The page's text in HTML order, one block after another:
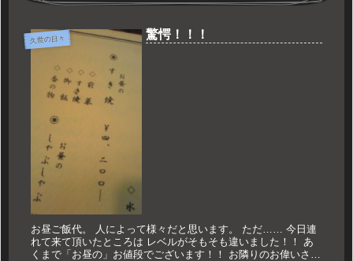
久世の日々 驚愕！！！
お昼ご飯代。 人によって様々だと思います。 ただ…… 今日連
れて来て頂いたところは レベルがそもそも違いました！！ あ
くまで「お昼の」お値段でございます！！ お隣りのお偉いさん